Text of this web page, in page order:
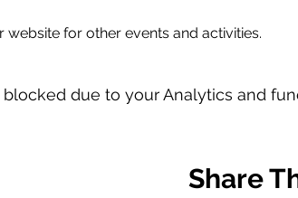
website for other events and activities.
due to your Analytics and
Share